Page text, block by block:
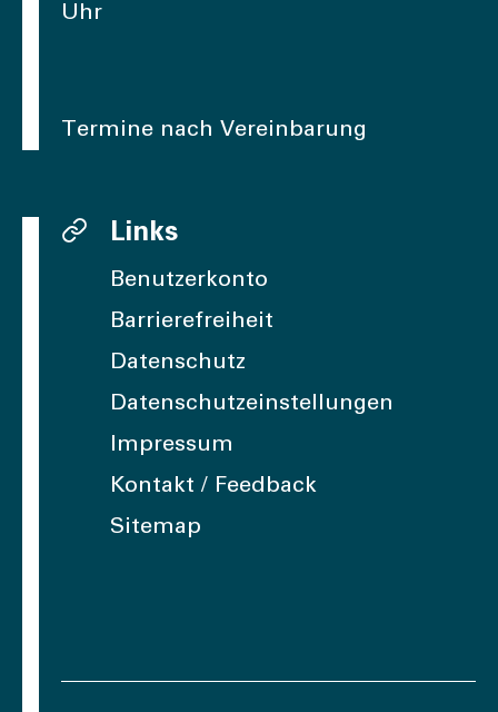
Uhr
Termine nach Vereinbarung
Links
Benutzerkonto
Barrierefreiheit
Datenschutz
Datenschutzeinstellungen
Impressum
Kontakt / Feedback
Sitemap